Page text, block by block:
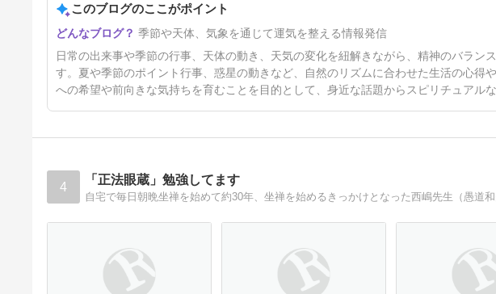
８月の開運スピリチュアル情
報！
6日前
このブログのここがポイント
季節や天体、気象を通じて運気を整える情報発信
日常の出来事や季節の行事、天体の動き、天気の変化を紐解きながら、精神のバラン
す。夏や季節のポイント行事、惑星の動きなど、自然のリズムに合わせた生活の心得
への希望や前向きな気持ちを育むことを目的として、身近な話題からスピリチュアル
4 「正法眼蔵」勉強してます